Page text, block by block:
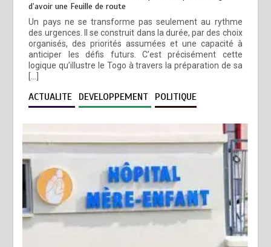
d’avoir une Feuille de route
Un pays ne se transforme pas seulement au rythme
des urgences. Il se construit dans la durée, par des choix
organisés, des priorités assumées et une capacité à
anticiper les défis futurs. C’est précisément cette
logique qu’illustre le Togo à travers la préparation de sa
[…]
ACTUALITE DEVELOPPEMENT POLITIQUE